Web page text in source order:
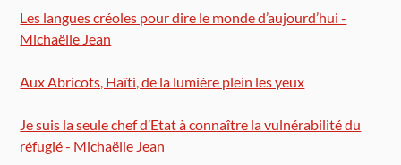
Les langues créoles pour dire le monde d’aujourd’hui -
Michaëlle Jean
Aux Abricots, Haïti, de la lumière plein les yeux
Je suis la seule chef d’Etat à connaître la vulnérabilité du
réfugié - Michaëlle Jean